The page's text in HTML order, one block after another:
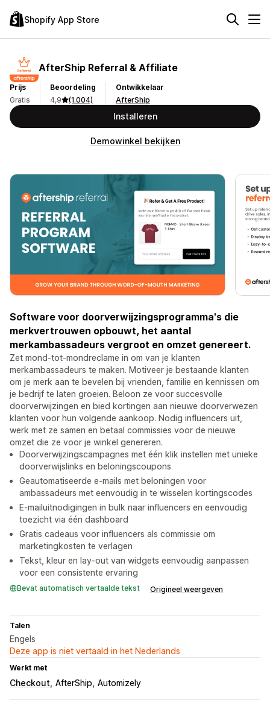
Shopify App Store
AfterShip Referral & Affiliate
Prijs
Gratis
Beoordeling
4,9
(1.004)
Ontwikkelaar
AfterShip
Installeren
Demowinkel bekijken
Software voor doorverwijzingsprogramma's die
merkvertrouwen opbouwt, het aantal
merkambassadeurs vergroot en omzet genereert.
Zet mond-tot-mondreclame in om van je klanten
merkambassadeurs te maken. Motiveer je bestaande klanten
om je merk aan te bevelen bij vrienden, familie en kennissen om
je bedrijf te laten groeien. Beloon ze voor succesvolle
doorverwijzingen en bied kortingen aan nieuwe doorverwezen
klanten voor hun volgende aankoop. Nodig influencers uit,
werk met ze samen en betaal commissies voor de nieuwe
omzet die ze voor je winkel genereren.
Doorverwijzingscampagnes met één klik instellen met unieke
doorverwijslinks en beloningscoupons
Geautomatiseerde e-mails met beloningen voor
ambassadeurs met eenvoudig in te wisselen kortingscodes
E-mailuitnodigingen in bulk naar influencers en eenvoudig
toezicht via één dashboard
Gratis cadeaus voor influencers als commissie om
marketingkosten te verlagen
Tekst, kleur en lay-out van widgets eenvoudig aanpassen
voor een consistente ervaring
Bevat automatisch vertaalde tekst Origineel weergeven
Talen
Engels
Deze app is niet vertaald in het Nederlands
Werkt met
Checkout AfterShip Automizely